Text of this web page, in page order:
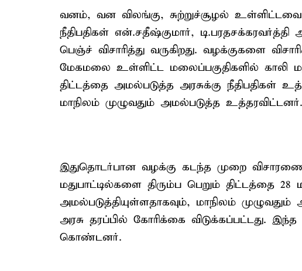
வனம், வன விலங்கு, சுற்றுச்சூழல்
நீதிபதிகள் என்.சதீஷ்குமார், டி.பரதசக்கரவர்த்தி
பெஞ்ச் விசாரித்து வருகிறது. வழக்குகளை
மேகமலை உள்ளிட்ட மலைப்பகுதிகளில் காலி
திட்டத்தை அமல்படுத்த அரசுக்கு நீதிபதிகள்
மாநிலம் முழுவதும் அமல்படுத்த உத்தரவிட்டனர்.
இதுதொடர்பான வழக்கு கடந்த முறை
மதுபாட்டில்களை திரும்ப பெறும் திட்டத்தை
அமல்படுத்தியுள்ளதாகவும், மாநிலம்
அரசு தரப்பில் கோரிக்கை விடுக்கப்பட்டது.
கொண்டனர்.